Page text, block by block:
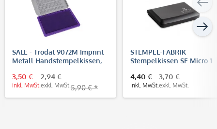
SALE - Trodat 9072M Imprint
Metall Handstempelkissen,
3,50 €
inkl. MwSt.
2,94 €
exkl. MwSt. 5,90 € *
STEMPEL-FABRIK
Stempelkissen SF Micro 1
4,40 €
inkl. MwSt.
3,70 €
exkl. MwSt.